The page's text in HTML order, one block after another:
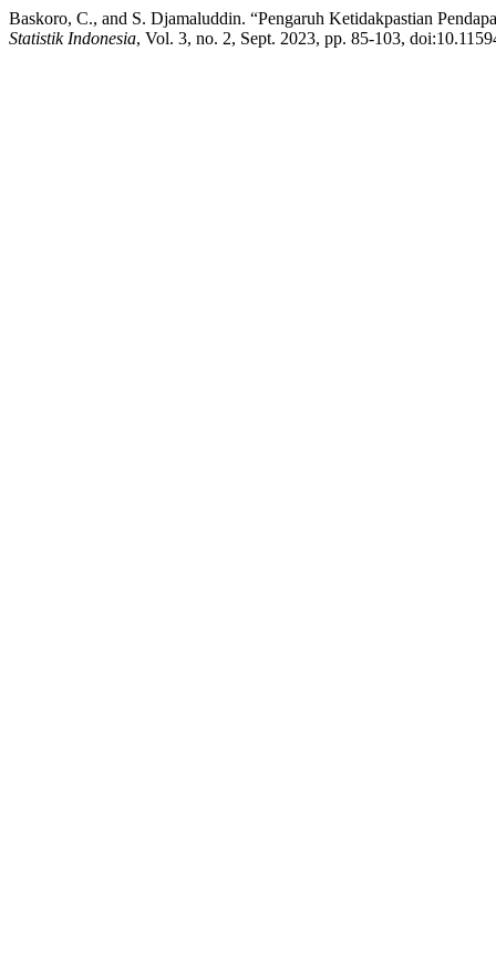
Baskoro, C., and S. Djamaluddin. “Pengaruh Ketidakpastian
Statistik Indonesia, Vol. 3, no. 2, Sept. 2023, pp. 85-103,